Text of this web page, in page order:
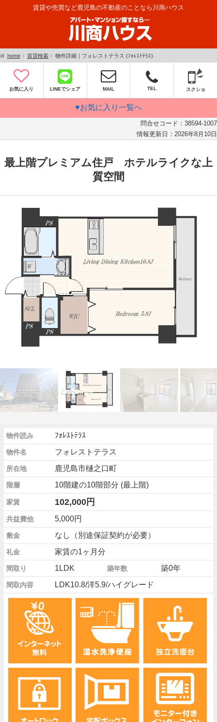
賃貸や売買など鹿児島の不動産のことなら川商ハウス
home 賃貸検索 物件詳細｜フォレストテラス (ﾌｫﾚｽﾄﾃﾗｽ)
お気に入り LINEでシェア MAIL TEL スクショ
♥お気に入り一覧へ
問合せコード： 38594-1007
情報更新日： 2026年8月10日
最上階プレミアム住戸 ホテルライクな上
質空間
物件読み ﾌｫﾚｽﾄﾃﾗｽ
物件名 フォレストテラス
所在地 鹿児島市樋之口町
階層 10階建の10階部分 (最上階)
家賃 102,000円
共益費他 5,000円
敷金 なし（別途保証契約が必要）
礼金 家賃の1ヶ月分
間取り 1LDK 築年数 築0年
間取内容 LDK10.8/洋5.9/ハイグレード